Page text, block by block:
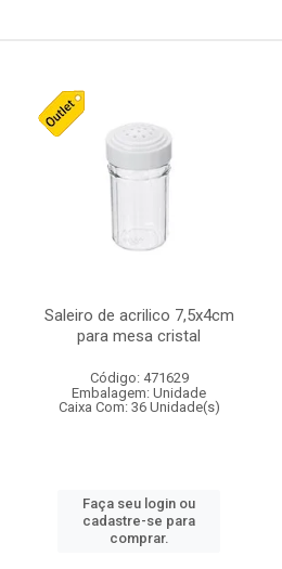
Saleiro de acrilico 7,5x4cm
para mesa cristal
Código: 471629
Embalagem: Unidade
Caixa Com: 36 Unidade(s)
Faça seu login ou
cadastre-se para
comprar.